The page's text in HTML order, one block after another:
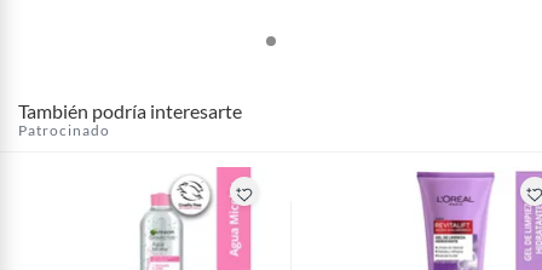
También podría interesarte
Patrocinado